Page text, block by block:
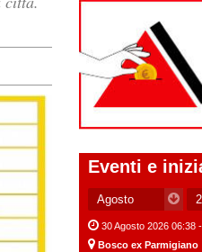
Eventi e
30 Agosto 2026 06:38
Bosco ex Parmigiano